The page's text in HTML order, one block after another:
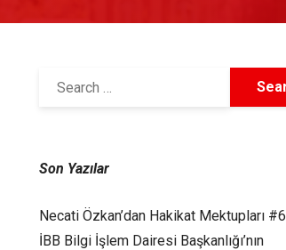
Son Yazılar
Necati Özkan’dan Hakikat Mektupları #6
İBB Bilgi İşlem Dairesi Başkanlığı’nın